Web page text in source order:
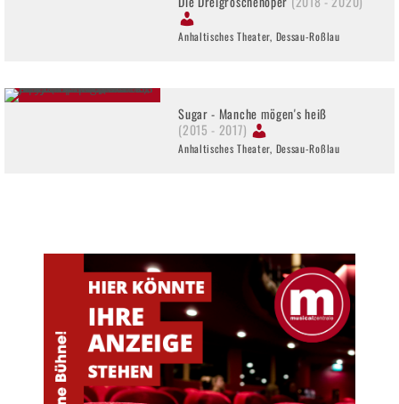
Anhaltisches Theater, Dessau-Roßlau
Sugar - Manche mögen's heiß
(2015 - 2017)
Anhaltisches Theater, Dessau-Roßlau